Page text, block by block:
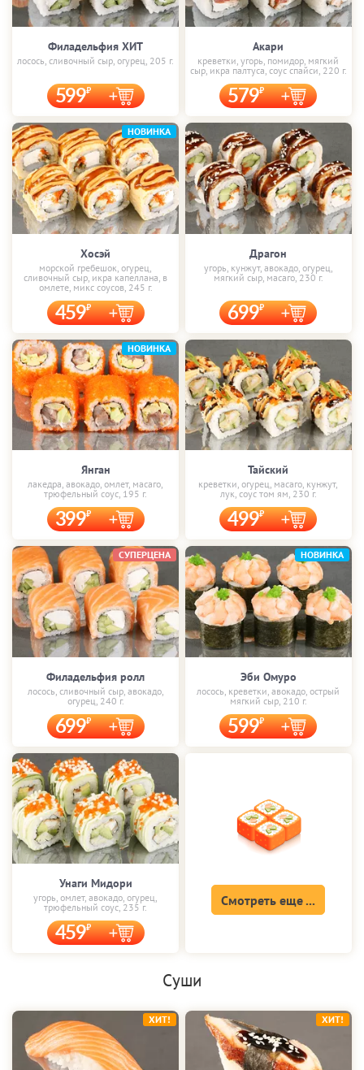
Филадельфия ХИТ
лосось, сливочный сыр, огурец, 205 г.
599
Акари
креветки, угорь, помидор, мягкий
сыр, икра палтуса, соус спайси, 220 г.
579
Хосэй
морской гребешок, огурец,
сливочный сыр, икра капеллана, в
омлете, микс соусов, 245 г.
459
НОВИНКА
Драгон
угорь, кунжут, авокадо, огурец,
мягкий сыр, масаго, 230 г.
699
Янган
лакедра, авокадо, омлет, масаго,
трюфельный соус, 195 г.
399
НОВИНКА
Тайский
креветки, огурец, масаго, кунжут,
лук, соус том ям, 230 г.
499
Филадельфия ролл
лосось, сливочный сыр, авокадо,
огурец, 240 г.
699
СУПЕРЦЕНА
Эби Омуро
лосось, креветки, авокадо, острый
мягкий сыр, 210 г.
599
НОВИНКА
Унаги Мидори
угорь, омлет, авокадо, огурец,
трюфельный соус, 235 г.
459
Смотреть еще ...
Суши
ХИТ! ХИТ!